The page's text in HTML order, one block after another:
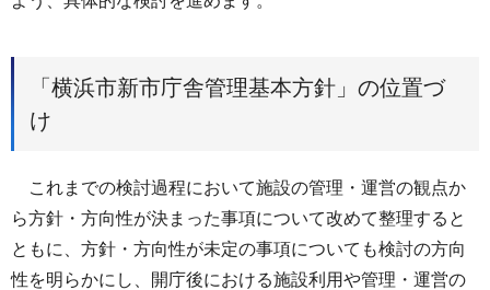
「横浜市新市庁舎管理基本方針」の位置づ
け
これまでの検討過程において施設の管理・運営の観点か
ら方針・方向性が決まった事項について改めて整理すると
ともに、方針・方向性が未定の事項についても検討の方向
性を明らかにし、開庁後における施設利用や管理・運営の